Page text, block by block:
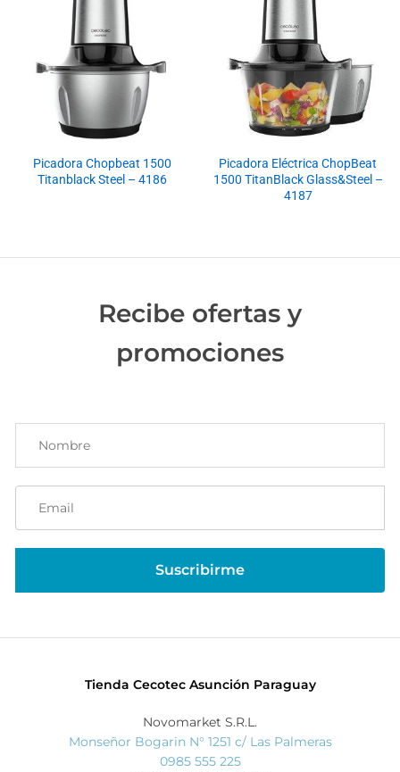
Picadora Chopbeat 1500
Titanblack Steel – 4186
Picadora Eléctrica ChopBeat
1500 TitanBlack Glass&Steel –
4187
Recibe ofertas y
promociones
Tienda Cecotec Asunción Paraguay
Novomarket S.R.L.
Monseñor Bogarin N° 1251 c/ Las Palmeras
0985 555 225